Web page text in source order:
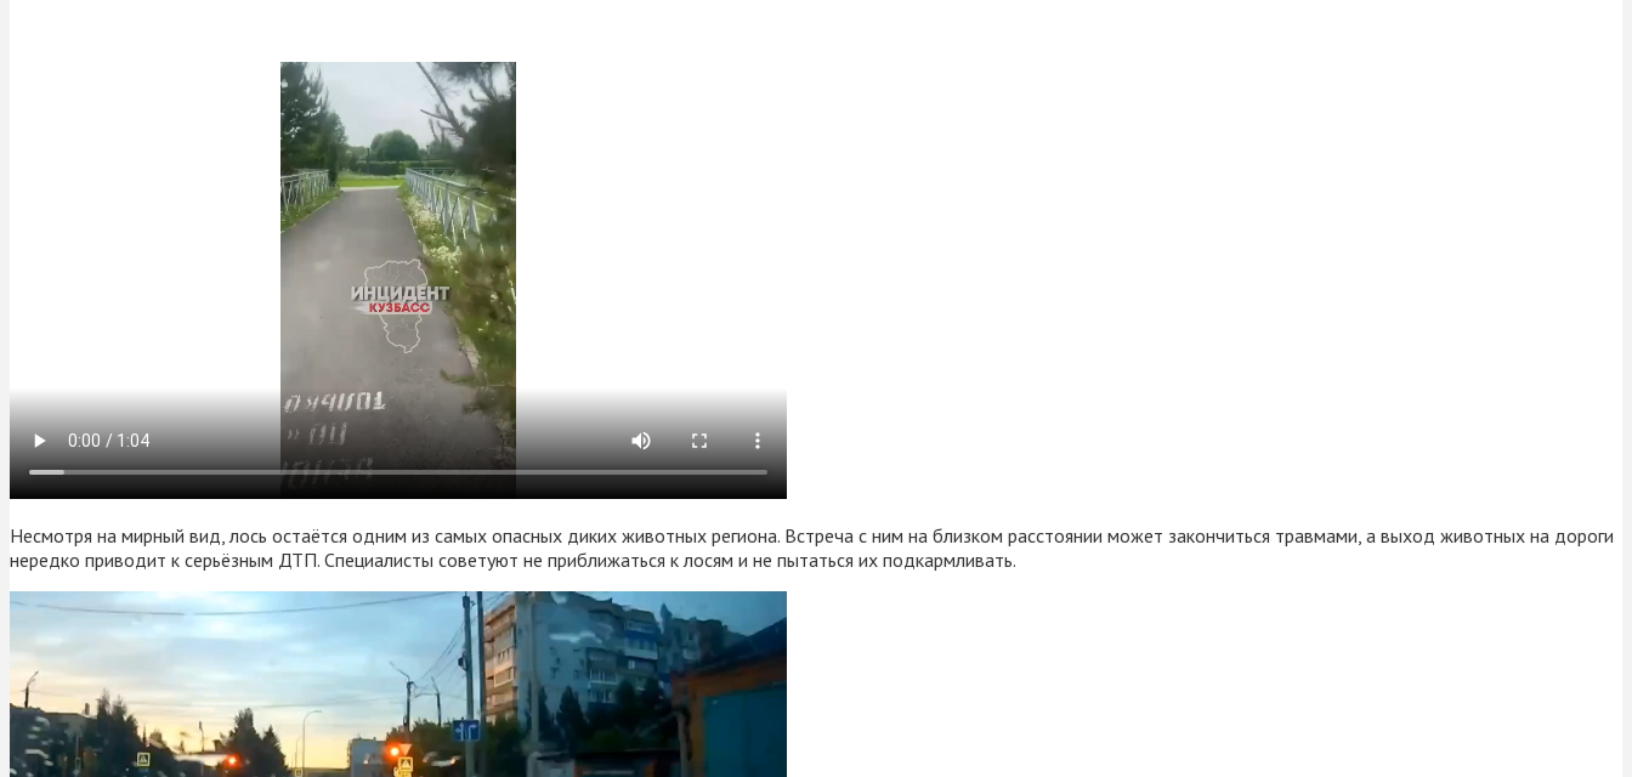
Несмотря на мирный вид, лось остаётся одним из самых опасных диких животных региона. Встреча с ним на близком расстоянии может закончиться травмами, а выход животных на дороги
нередко приводит к серьёзным ДТП. Специалисты советуют не приближаться к лосям и не пытаться их подкармливать.